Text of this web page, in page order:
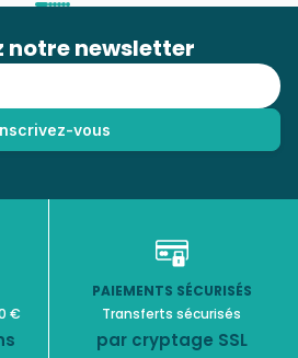
notre newsletter
€
PAIEMENTS SÉCURISÉS
Transferts sécurisés
par cryptage SSL